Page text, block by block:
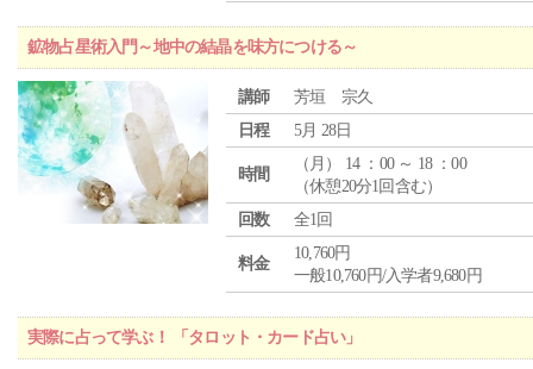
鉱物占星術入門～地中の結晶を味方につける～
講師
芳垣 宗久
日程
5月 28日
時間
（ 月 ） 14 ：00 ～ 18 ：00
（休憩20分1回含む）
回数
全1回
料金
10,760円
一般10,760円/入学者9,680円
実際に占って学ぶ！ 「タロット・カード占い」